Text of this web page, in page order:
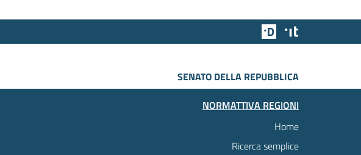
Team Digitale
SENATO DELLA REPUBBLICA
NORMATTIVA REGIONI
Home
Ricerca semplice